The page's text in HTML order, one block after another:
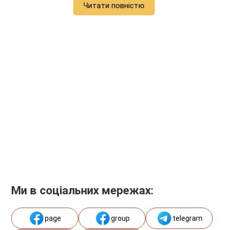
Читати повністю
Ми в соціальних мережах:
page group telegram